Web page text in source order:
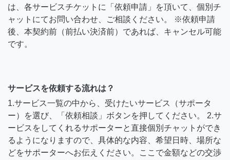
は、各サービスチケットに「依頼申請」を頂いて、個別チ
ャットにてお問い合わせ、ご相談ください。 ※依頼申請
後、本契約前（前払い決済前）であれば、キャンセル可能
です。
サービスを依頼する流れは？
1.サービス一覧の中から、受けたいサービス（サポータ
ー）を選び、「依頼相談」ボタンを押してください。 2.サ
ービスをしてくれるサポーターと直接個別チャットができ
るようになりますので、具体的な内容、希望日時、場所な
どをサポーターへお伝えください。ここで金額などの交渉